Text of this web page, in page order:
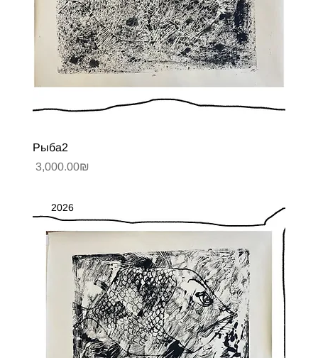
Рыба2
Цена
‏3,000.00 ‏₪
2026